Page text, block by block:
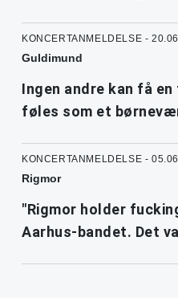
KONCERTANMELDELSE -
Guldimund
Ingen andre kan få
føles som et
KONCERTANMELDELSE -
Rigmor
"Rigmor holder
Aarhus-bandet. Det